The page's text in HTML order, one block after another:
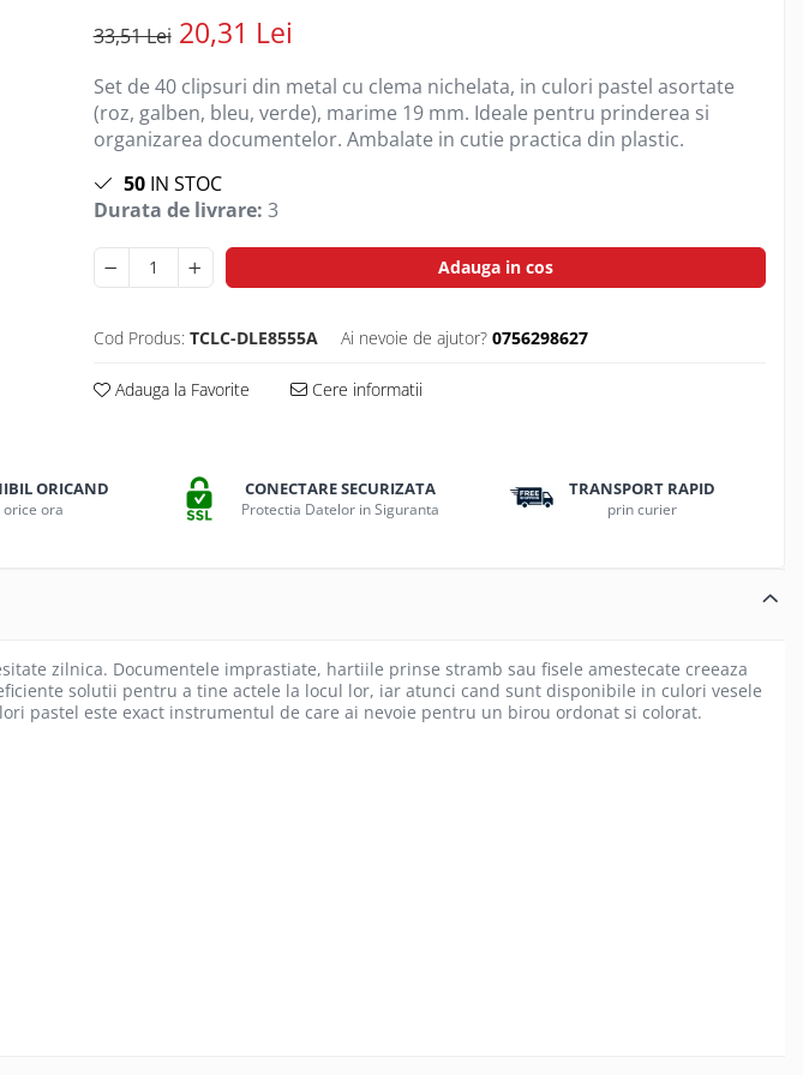
33,51 Lei 20,31 Lei
Set de 40 clipsuri din metal cu clema nichelata, in culori pastel asortate
(roz, galben, bleu, verde), marime 19 mm. Ideale pentru prinderea si
organizarea documentelor. Ambalate in cutie practica din plastic.
50IN STOC
Durata de livrare: 3
Adauga in cos
Cod Produs: TCLC-DLE8555A Ai nevoie de ajutor? 0756298627
Adauga la Favorite Cere informatii
ORICAND
orice ora
CONECTARE SECURIZATA
Protectia Datelor in Siguranta
TRANSPORT RAPID
prin curier
zilnica. Documentele imprastiate, hartiile prinse stramb sau fisele amestecate creeaza
solutii pentru a tine actele la locul lor, iar atunci cand sunt disponibile in culori vesele
pastel este exact instrumentul de care ai nevoie pentru un birou ordonat si colorat.